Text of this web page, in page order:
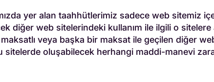
yer alan taahhütlerimiz sadece web sitemiz
diğer web sitelerindeki kullanım ile ilgili o
veya başka bir maksat ile geçilen diğer
oluşabilecek herhangi maddi-manevi